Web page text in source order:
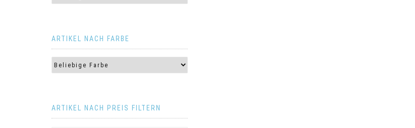
ARTIKEL NACH FARBE
ARTIKEL NACH PREIS FILTERN